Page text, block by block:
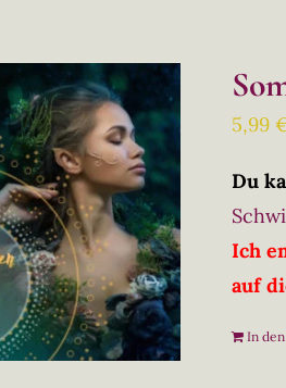
5,99
Du
Ich
auf
In